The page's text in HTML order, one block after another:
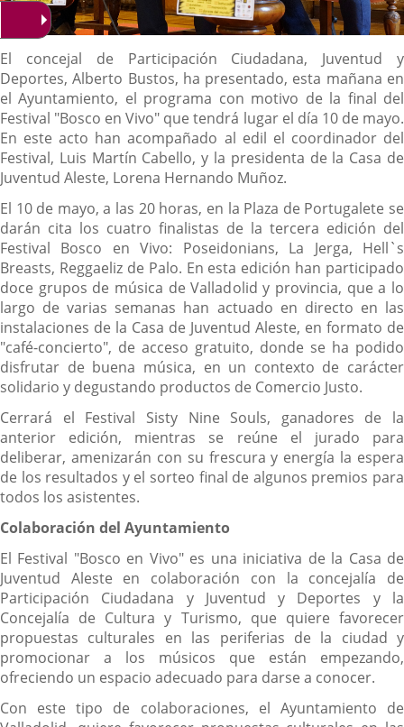
Descripción
El concejal de Participación Ciudadana, Juventud y
Deportes, Alberto Bustos, ha presentado, esta mañana en
el Ayuntamiento, el programa con motivo de la final del
Festival "Bosco en Vivo" que tendrá lugar el día 10 de mayo.
En este acto han acompañado al edil el coordinador del
Festival, Luis Martín Cabello, y la presidenta de la Casa de
Juventud Aleste, Lorena Hernando Muñoz.
El 10 de mayo, a las 20 horas, en la Plaza de Portugalete se
darán cita los cuatro finalistas de la tercera edición del
Festival Bosco en Vivo: Poseidonians, La Jerga, Hell`s
Breasts, Reggaeliz de Palo. En esta edición han participado
doce grupos de música de Valladolid y provincia, que a lo
largo de varias semanas han actuado en directo en las
instalaciones de la Casa de Juventud Aleste, en formato de
"café-concierto", de acceso gratuito, donde se ha podido
disfrutar de buena música, en un contexto de carácter
solidario y degustando productos de Comercio Justo.
Cerrará el Festival Sisty Nine Souls, ganadores de la
anterior edición, mientras se reúne el jurado para
deliberar, amenizarán con su frescura y energía la espera
de los resultados y el sorteo final de algunos premios para
todos los asistentes.
Colaboración del Ayuntamiento
El Festival "Bosco en Vivo" es una iniciativa de la Casa de
Juventud Aleste en colaboración con la concejalía de
Participación Ciudadana y Juventud y Deportes y la
Concejalía de Cultura y Turismo, que quiere favorecer
propuestas culturales en las periferias de la ciudad y
promocionar a los músicos que están empezando,
ofreciendo un espacio adecuado para darse a conocer.
Con este tipo de colaboraciones, el Ayuntamiento de